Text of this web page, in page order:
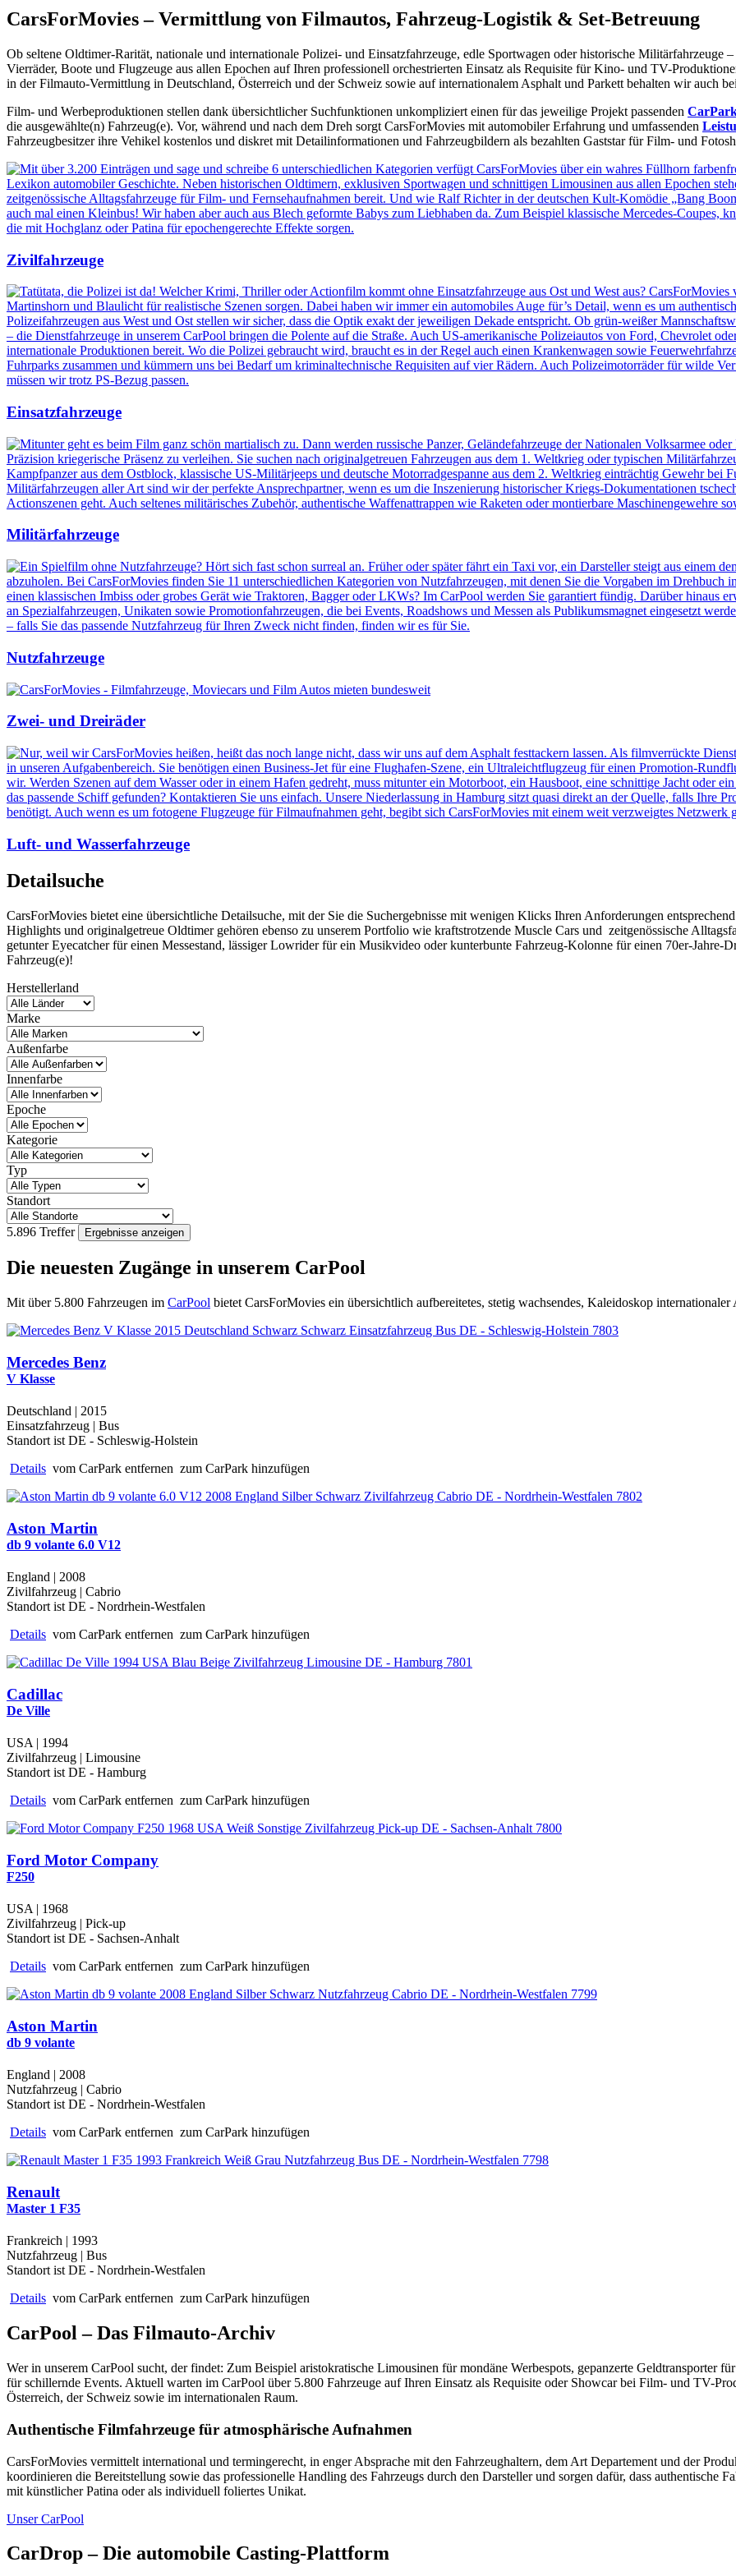
CarsForMovies –Vermittlung von Filmautos, Fahrzeug-Logistik & Set-Betreuung
Ob seltene Oldtimer-Rarität, nationale und internationale Polizei- und Einsatzfahrzeuge, edle Sportwagen oder historische Militärfahrzeuge
Vierräder, Boote und Flugzeuge aus allen Epochen auf Ihren professionell orchestrierten Einsatz als Requisite für Kino- und TV-
in der Filmauto-Vermittlung in Deutschland, Österreich und der Schweiz sowie auf internationalem Asphalt und Parkett behalten wir auch
Film- und Werbeproduktionen stellen dank übersichtlicher Suchfunktionen unkompliziert einen für das jeweilige Projekt passenden
die ausgewählte(n) Fahrzeug(e). Vor, während und nach dem Dreh sorgt CarsForMovies mit automobiler Erfahrung und umfassenden
Fahrzeugbesitzer ihre Vehikel kostenlos und diskret mit Detailinformationen und Fahrzeugbildern als bezahlten Gaststar für Film- und
Zivilfahrzeuge
Einsatzfahrzeuge
Militärfahrzeuge
Nutzfahrzeuge
Zwei- und Dreiräder
Luft- und Wasserfahrzeuge
Detailsuche
CarsForMovies bietet eine übersichtliche Detailsuche, mit der Sie die Suchergebnisse mit wenigen Klicks Ihren Anforderungen
Highlights und originalgetreue Oldtimer gehören ebenso zu unserem Portfolio wie kraftstrotzende Muscle Cars und zeitgenössische
getunter Eyecatcher für einen Messestand, lässiger Lowrider für ein Musikvideo oder kunterbunte Fahrzeug-Kolonne für einen 70er-Jahre-
Fahrzeug(e)!
Herstellerland
Marke
Außenfarbe
Innenfarbe
Epoche
Kategorie
Typ
Standort
5.896 Treffer
Die neuesten Zugänge in unserem CarPool
Mit über 5.800 Fahrzeugen im CarPool bietet CarsForMovies ein übersichtlich aufbereitetes, stetig wachsendes, Kaleidoskop
Mercedes Benz
V Klasse
Deutschland | 2015
Einsatzfahrzeug | Bus
Standort ist DE - Schleswig-Holstein
Details vom CarPark entfernen zum CarPark hinzufügen
Aston Martin
db 9 volante 6.0 V12
England | 2008
Zivilfahrzeug | Cabrio
Standort ist DE - Nordrhein-Westfalen
Details vom CarPark entfernen zum CarPark hinzufügen
Cadillac
De Ville
USA | 1994
Zivilfahrzeug | Limousine
Standort ist DE - Hamburg
Details vom CarPark entfernen zum CarPark hinzufügen
Ford Motor Company
F250
USA | 1968
Zivilfahrzeug | Pick-up
Standort ist DE - Sachsen-Anhalt
Details vom CarPark entfernen zum CarPark hinzufügen
Aston Martin
db 9 volante
England | 2008
Nutzfahrzeug | Cabrio
Standort ist DE - Nordrhein-Westfalen
Details vom CarPark entfernen zum CarPark hinzufügen
Renault
Master 1 F35
Frankreich | 1993
Nutzfahrzeug | Bus
Standort ist DE - Nordrhein-Westfalen
Details vom CarPark entfernen zum CarPark hinzufügen
CarPool – Das Filmauto-Archiv
Wer in unserem CarPool sucht, der findet: Zum Beispiel aristokratische Limousinen für mondäne Werbespots, gepanzerte Geldtransporter
für schillernde Events. Aktuell warten im CarPool über 5.800 Fahrzeuge auf Ihren Einsatz als Requisite oder Showcar bei Film- und TV-
Österreich, der Schweiz sowie im internationalen Raum.
Authentische Filmfahrzeuge für atmosphärische Aufnahmen
CarsForMovies vermittelt international und termingerecht, in enger Absprache mit den Fahrzeughaltern, dem Art Departement und der
koordinieren die Bereitstellung sowie das professionelle Handling des Fahrzeugs durch den Darsteller und sorgen dafür, dass authentische
mit künstlicher Patina oder als individuell foliertes Unikat.
Unser CarPool
CarDrop – Die automobile Casting-Plattform